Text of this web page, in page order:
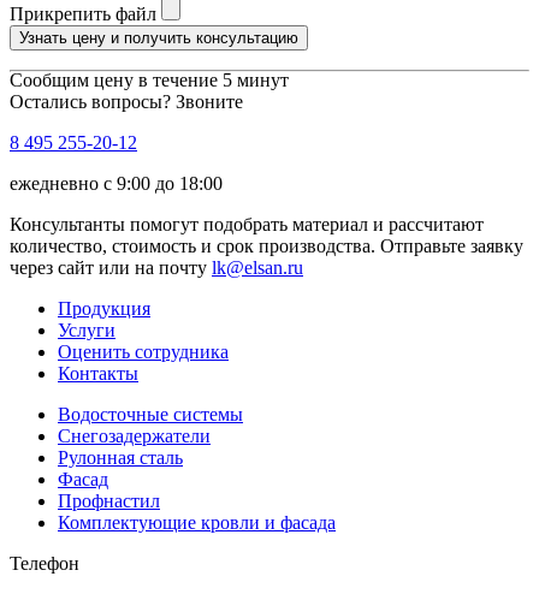
Прикрепить файл
Узнать цену и получить консультацию
Сообщим цену в течение 5 минут
Остались вопросы? Звоните
8 495 255-20-12
ежедневно с 9:00 до 18:00
Консультанты помогут подобрать материал и рассчитают
количество, стоимость и срок производства. Отправьте заявку
через сайт или на почту lk@elsan.ru
Продукция
Услуги
Оценить сотрудника
Контакты
Водосточные системы
Снегозадержатели
Рулонная сталь
Фасад
Профнастил
Комплектующие кровли и фасада
Телефон